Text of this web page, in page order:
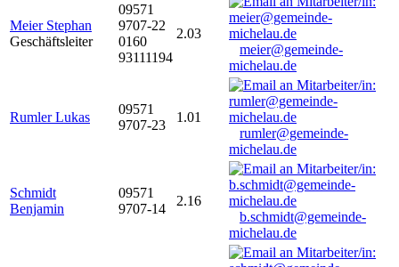
Meier Stephan
Geschäftsleiter
09571
9707-22
0160
93111194
2.03
meier@gemeinde-
michelau.de
Rumler Lukas
09571
9707-23
1.01
rumler@gemeinde-
michelau.de
Schmidt
Benjamin
09571
9707-14
2.16
b.schmidt@gemeinde-
michelau.de